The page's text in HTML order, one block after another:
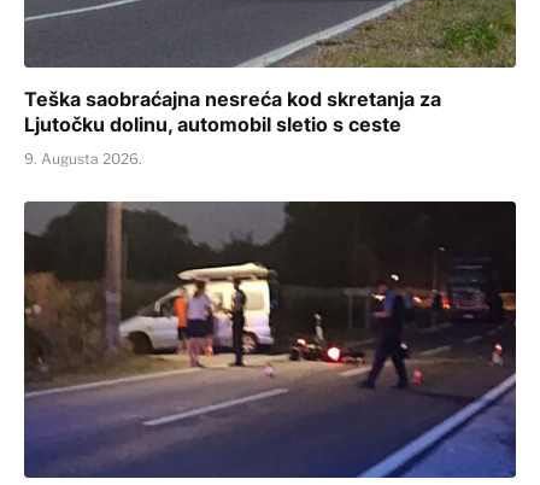
Teška saobraćajna nesreća kod skretanja za
Ljutočku dolinu, automobil sletio s ceste
9. Augusta 2026.